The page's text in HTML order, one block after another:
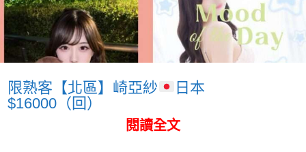
限熟客【北區】崎亞紗
日本
$16000（回）
閱讀全文